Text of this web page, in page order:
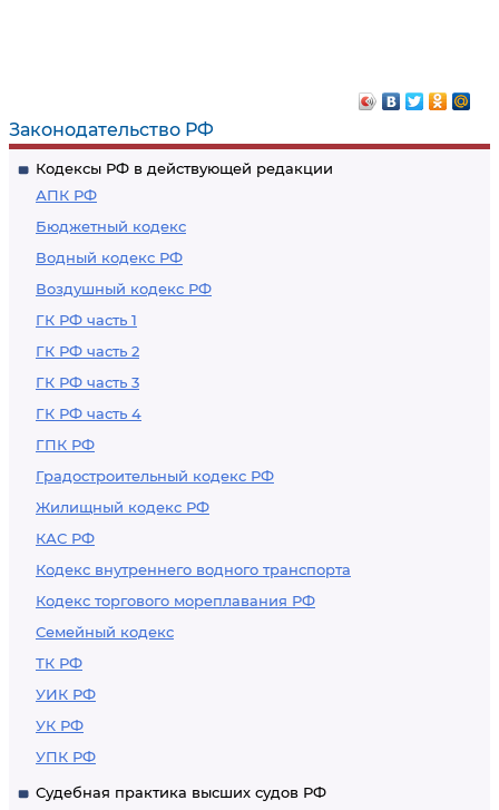
Законодательство РФ
Кодексы РФ в действующей редакции
АПК РФ
Бюджетный кодекс
Водный кодекс РФ
Воздушный кодекс РФ
ГК РФ часть 1
ГК РФ часть 2
ГК РФ часть 3
ГК РФ часть 4
ГПК РФ
Градостроительный кодекс РФ
Жилищный кодекс РФ
КАС РФ
Кодекс внутреннего водного транспорта
Кодекс торгового мореплавания РФ
Семейный кодекс
ТК РФ
УИК РФ
УК РФ
УПК РФ
Судебная практика высших судов РФ